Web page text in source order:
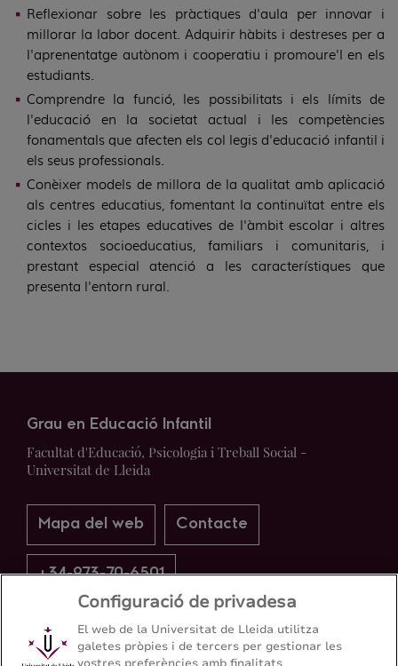
Reflexionar sobre les pràctiques d'aula per innovar i
millorar la labor docent. Adquirir hàbits i destreses per a
l'aprenentatge autònom i cooperatiu i promoure'l en els
estudiants.
Comprendre la funció, les possibilitats i els límits de
l'educació en la societat actual i les competències
fonamentals que afecten els col·legis d'educació infantil i
els seus professionals.
Conèixer models de millora de la qualitat amb aplicació
als centres educatius, fomentant la continuïtat entre els
cicles i les etapes educatives de l'àmbit escolar i altres
contextos socioeducatius, familiars i comunitaris, i
prestant especial atenció a les característiques que
presenta l'entorn rural.
Grau en Educació Infantil
Facultat d'Educació, Psicologia i Treball Social -
Universitat de Lleida
Mapa del web Contacte
+34-973-70-6501
Configuració de privadesa
El web de la Universitat de Lleida utilitza
galetes pròpies i de tercers per gestionar les